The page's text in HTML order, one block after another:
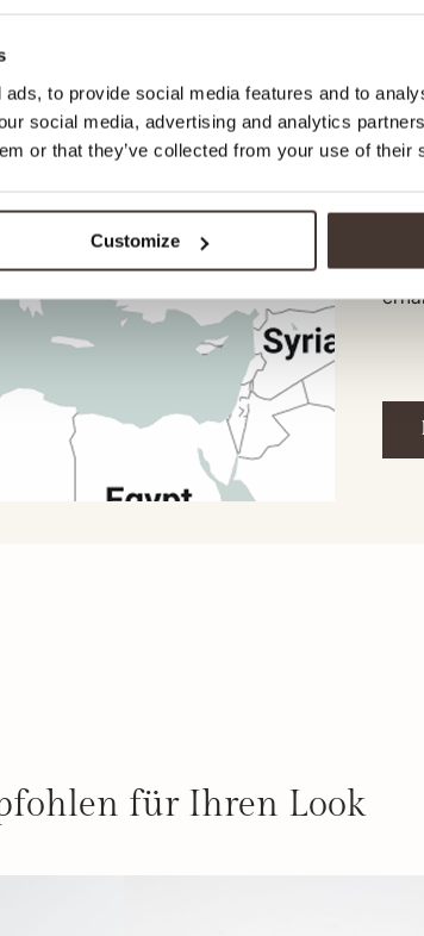
to provide social media features and to
social media, advertising and analytics
or that they’ve collected from your use of their
Customize
Hier
bis
für Ihren Look